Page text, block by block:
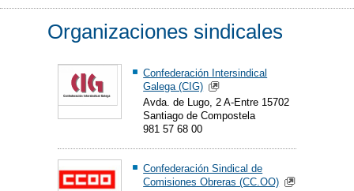
Organizaciones sindicales
Confederación Intersindical
Galega (CIG)
Avda. de Lugo, 2 A-Entre 15702
Santiago de Compostela
981 57 68 00
Confederación Sindical de
Comisiones Obreras (CC.OO)